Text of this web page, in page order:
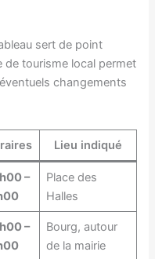
sert de point
de tourisme local permet
changements
Lieu indiqué
–
Place des
Halles
–
Bourg, autour
de la mairie